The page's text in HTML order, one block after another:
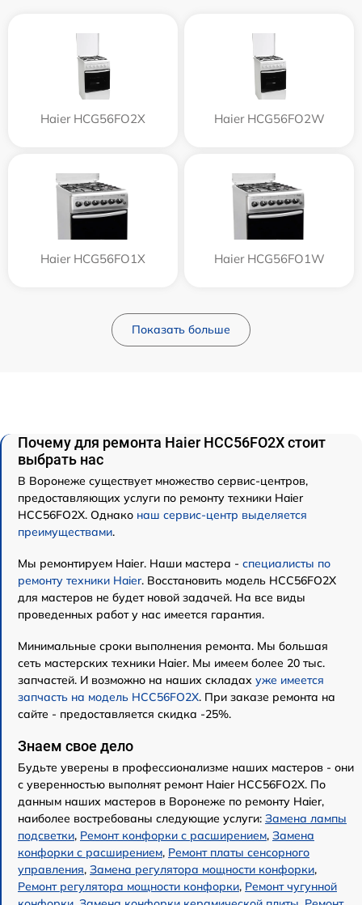
Haier HCG56FO2X Haier HCG56FO2W
Haier HCG56FO1X Haier HCG56FO1W
Показать больше
Почему для ремонта Haier HCC56FO2X стоит
выбрать нас
В Воронеже существует множество сервис-центров,
предоставляющих услуги по ремонту техники Haier
HCC56FO2X. Однако наш сервис-центр выделяется
преимуществами.
Мы ремонтируем Haier. Наши мастера - специалисты по
ремонту техники Haier. Восстановить модель HCC56FO2X
для мастеров не будет новой задачей. На все виды
проведенных работ у нас имеется гарантия.
Минимальные сроки выполнения ремонта. Мы большая
сеть мастерских техники Haier. Мы имеем более 20 тыс.
запчастей. И возможно на наших складах уже имеется
запчасть на модель HCC56FO2X. При заказе ремонта на
сайте - предоставляется скидка -25%.
Знаем свое дело
Будьте уверены в профессионализме наших мастеров - они
с уверенностью выполнят ремонт Haier HCC56FO2X. По
данным наших мастеров в Воронеже по ремонту Haier,
наиболее востребованы следующие услуги: Замена лампы
подсветки, Ремонт конфорки с расширением, Замена
конфорки с расширением, Ремонт платы сенсорного
управления, Замена регулятора мощности конфорки,
Ремонт регулятора мощности конфорки, Ремонт чугунной